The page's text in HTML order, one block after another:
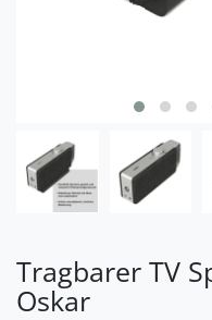
Tragbarer TV
Oskar